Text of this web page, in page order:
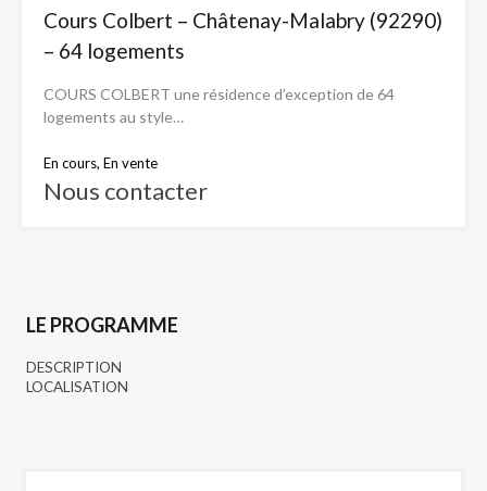
Cours Colbert – Châtenay-Malabry (92290)
– 64 logements
COURS COLBERT une résidence d’exception de 64
logements au style…
En cours, En vente
Nous contacter
LE PROGRAMME
DESCRIPTION
LOCALISATION